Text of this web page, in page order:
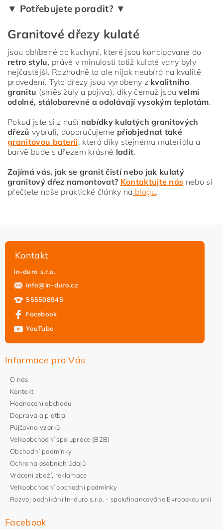
▼ Potřebujete poradit? ▼
Granitové dřezy kulaté
jsou oblíbené do kuchyní, které jsou koncipované do
retro stylu, právě v minulosti totiž kulaté vany byly
nejčastější. Rozhodně to ale nijak neubírá na kvalitě
provedení. Tyto dřezy jsou vyrobeny z kvalitního
granitu (směs žuly a pojiva), díky čemuž jsou velmi
odolné, stálobarevné a odolávají vysokým teplotám.
Pokud jste si z naší nabídky kulatých granitových
dřezů vybrali, doporučujeme přiobjednat také
granitovou baterii, která díky stejnému materiálu a
barvě bude s dřezem krásně ladit.
Zajímá vás, jak se granit čistí nebo jak kulatý
granitový dřez namontovat? Kontaktujte nás nebo si
přečtete naše praktické články na blogu.
Kontakt
In-duro s.r.o.
info@in-duro.cz
555508945
Facebook
YouTube
Informace pro Vás
O nás
Kontakt
Hodnocení obchodu
Doprava a platba
Půjčovna vzorků
Velkoobchodní spolupráce (B2B)
Obchodní podmínky
Ochrana osobních údajů
Vrácení zboží, reklamace
Velkoobchodní obchodní podmínky
Rozvoj podnikání In-duro s.r.o. - spolufinancováno Evropskou unií
Facebook